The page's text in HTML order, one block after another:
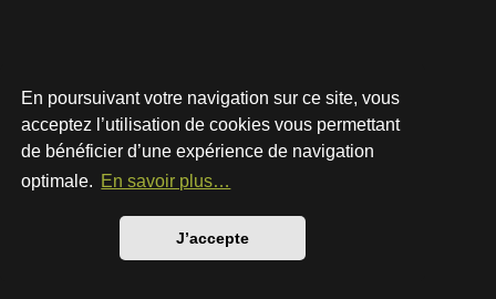
En poursuivant votre navigation sur ce site, vous
acceptez l’utilisation de cookies vous permettant
de bénéficier d’une expérience de navigation
optimale. En savoir plus…
J’accepte
Développé parphpBB® Forum Software © phpBB Limited
Style par
Traduction française officielle